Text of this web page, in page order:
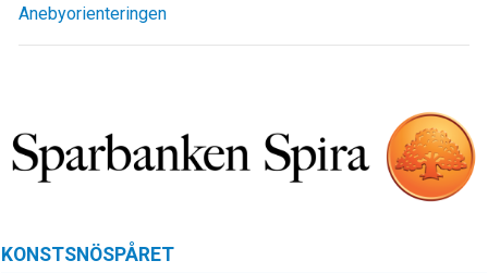
Anebyorienteringen
KONSTSNÖSPÅRET